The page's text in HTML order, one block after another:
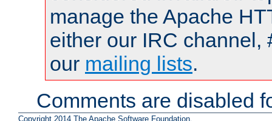
manage the Apache
either our IRC channel,
our mailing lists.
Comments are disabled
Copyright 2014 The Apache Software Foundation.